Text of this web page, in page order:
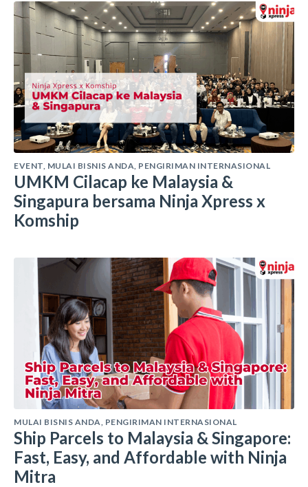
EVENT MULAI BISNIS ANDA PENGIRIMAN INTERNASIONAL
UMKM Cilacap ke Malaysia &
Singapura bersama Ninja Xpress x
Komship
MULAI BISNIS ANDA PENGIRIMAN INTERNASIONAL
Ship Parcels to Malaysia & Singapore:
Fast, Easy, and Affordable with Ninja
Mitra